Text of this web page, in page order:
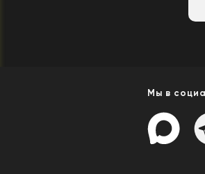
Мы в